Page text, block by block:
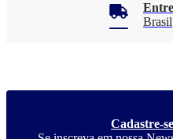
Brasil
Cadastre-